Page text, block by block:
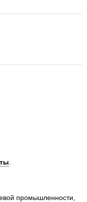
промышленности,